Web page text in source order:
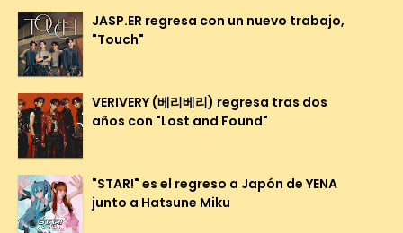
JASP.ER regresa con un nuevo trabajo,
"Touch"
VERIVERY (베리베리) regresa tras dos
años con "Lost and Found"
"STAR!" es el regreso a Japón de YENA
junto a Hatsune Miku